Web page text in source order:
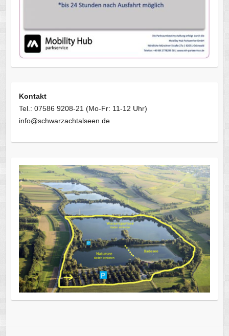
Kontakt
Tel.: 07586 9208-21 (Mo-Fr: 11-12 Uhr)
info@schwarzachtalseen.de